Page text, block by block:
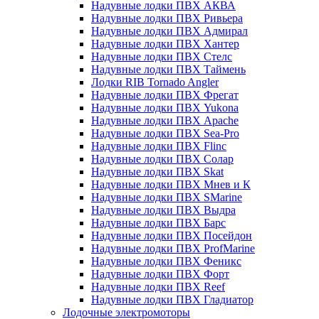
Надувные лодки ПВХ АКВА
Надувные лодки ПВХ Ривьера
Надувные лодки ПВХ Адмирал
Надувные лодки ПВХ Хантер
Надувные лодки ПВХ Стелс
Надувные лодки ПВХ Таймень
Лодки RIB Tornado Angler
Надувные лодки ПВХ Фрегат
Надувные лодки ПВХ Yukona
Надувные лодки ПВХ Apache
Надувные лодки ПВХ Sea-Pro
Надувные лодки ПВХ Flinc
Надувные лодки ПВХ Солар
Надувные лодки ПВХ Skat
Надувные лодки ПВХ Мнев и К
Надувные лодки ПВХ SMarine
Надувные лодки ПВХ Выдра
Надувные лодки ПВХ Барс
Надувные лодки ПВХ Посейдон
Надувные лодки ПВХ ProfMarine
Надувные лодки ПВХ Феникс
Надувные лодки ПВХ Форт
Надувные лодки ПВХ Reef
Надувные лодки ПВХ Гладиатор
Лодочные электромоторы